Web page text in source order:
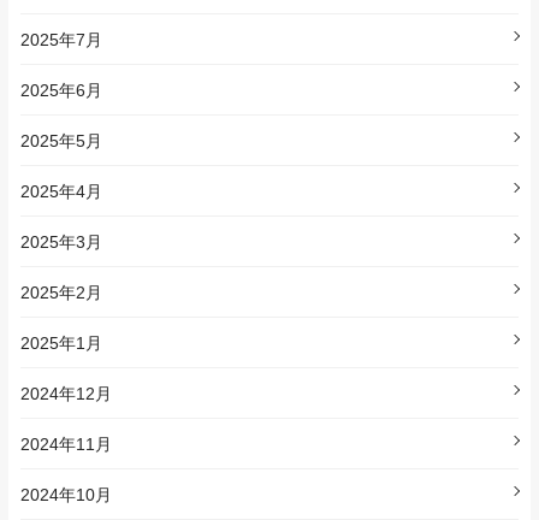
2025年7月
2025年6月
2025年5月
2025年4月
2025年3月
2025年2月
2025年1月
2024年12月
2024年11月
2024年10月